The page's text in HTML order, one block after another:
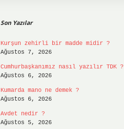
Son Yazılar
Kurşun zehirli bir madde midir ?
Ağustos 7, 2026
Cumhurbaşkanımız nasıl yazılır TDK ?
Ağustos 6, 2026
Kumarda mano ne demek ?
Ağustos 6, 2026
Avdet nedir ?
Ağustos 5, 2026